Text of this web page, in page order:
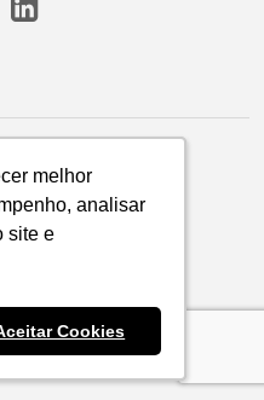
melhor
analisar
site e
Cookies
melhor
analisar
site e
Cookies